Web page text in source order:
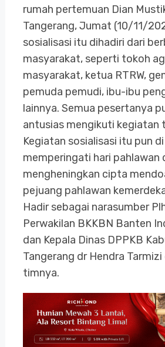
rumah pertemuan Dian
Tangerang, Jumat (10/11/
sosialisasi itu dihadiri dari
masyarakat, seperti tokoh
masyarakat, ketua RTRW,
pemuda pemudi, ibu-ibu
lainnya. Semua pesertanya
antusias mengikuti kegiatan
Kegiatan sosialisasi itu pun
memperingati hari pahlawan
mengheningkan cipta
pejuang pahlawan
Hadir sebagai narasumber
Perwakilan BKKBN Banten
dan Kepala Dinas DPPKB
Tangerang dr Hendra
timnya.